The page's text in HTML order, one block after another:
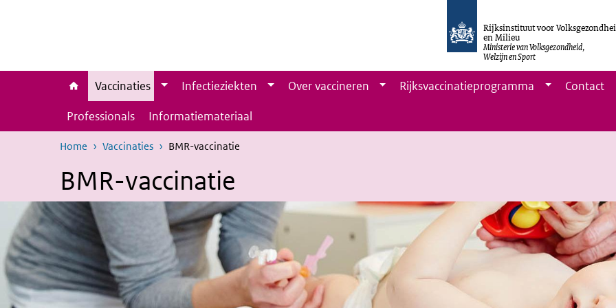
Rijksinstituut voor
en Milieu
Ministerie van Volksgezondheid,
Welzijn en Sport
Vaccinaties Infectieziekten Over vaccineren Rijksvaccinatieprogramma
Contact
Professionals
Informatiemateriaal
Home Vaccinaties BMR-vaccinatie
BMR-vaccinatie